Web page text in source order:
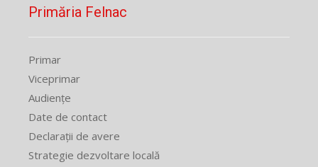
Primăria Felnac
Primar
Viceprimar
Audiențe
Date de contact
Declarații de avere
Strategie dezvoltare locală